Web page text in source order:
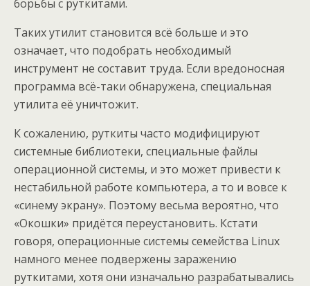
борьбы с руткитами.
Таких утилит становится всё больше и это
означает, что подобрать необходимый
инструмент не составит труда. Если вредоносная
программа всё-таки обнаружена, специальная
утилита её уничтожит.
К сожалению, руткиты часто модифицируют
системные библиотеки, специальные файлы
операционной системы, и это может привести к
нестабильной работе компьютера, а то и вовсе к
«синему экрану». Поэтому весьма вероятно, что
«Окошки» придётся переустановить. Кстати
говоря, операционные системы семейства Linux
намного менее подвержены заражению
руткитами, хотя они изначально разрабатывались